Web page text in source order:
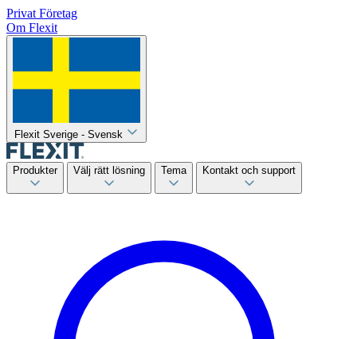
Privat Företag
Om Flexit
Flexit Sverige - Svensk
Produkter Välj rätt lösning Tema Kontakt och support